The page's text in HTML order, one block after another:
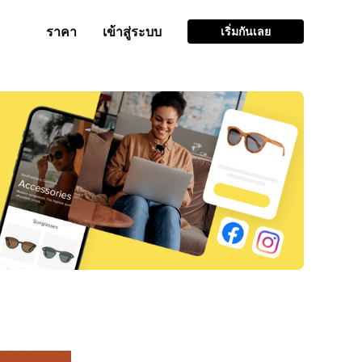
ราคา เข้าสู่ระบบ เริ่มกันเลย